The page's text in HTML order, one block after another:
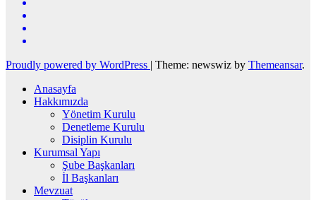
Proudly powered by WordPress | Theme: newswiz by Themeansar.
Anasayfa
Hakkımızda
Yönetim Kurulu
Denetleme Kurulu
Disiplin Kurulu
Kurumsal Yapı
Şube Başkanları
İl Başkanları
Mevzuat